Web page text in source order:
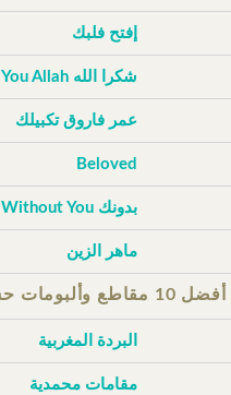
إفتح فلبك
شكرا الله Thank You Allah
عمر فاروق تكبيلك
Beloved
بدونك Without You
ماهر الزين
أفضل 10 مقاطع وألبومات حسب التصويتات
البردة المغربية
مقامات محمدية